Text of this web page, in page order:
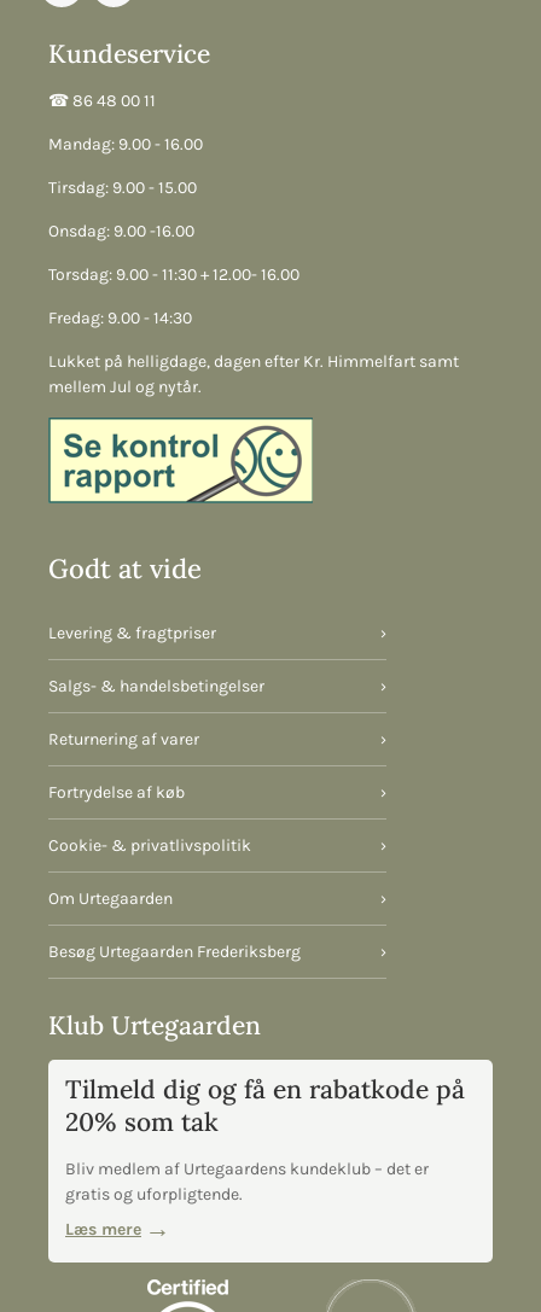
Kundeservice
☎︎ 86 48 00 11
Mandag: 9.00 - 16.00
Tirsdag: 9.00 - 15.00
Onsdag: 9.00 -16.00
Torsdag: 9.00 - 11:30 + 12.00- 16.00
Fredag: 9.00 - 14:30
Lukket på helligdage, dagen efter Kr. Himmelfart samt
mellem Jul og nytår.
Godt at vide
Levering & fragtpriser ›
Salgs- & handelsbetingelser ›
Returnering af varer ›
Fortrydelse af køb ›
Cookie- & privatlivspolitik ›
Om Urtegaarden ›
Besøg Urtegaarden Frederiksberg ›
Klub Urtegaarden
Tilmeld dig og få en rabatkode på
20% som tak
Bliv medlem af Urtegaardens kundeklub – det er
gratis og uforpligtende.
Læs mere